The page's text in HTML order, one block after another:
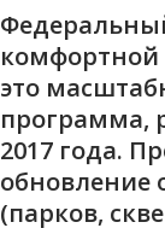
комфортной
это
программа,
2017 года.
обновление
(парков,